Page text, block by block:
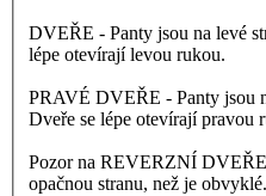
DVEŘE - Panty jsou na levé
lépe otevírají levou rukou.
PRAVÉ DVEŘE - Panty jsou
Dveře se lépe otevírají pravou
Pozor na REVERZNÍ
opačnou stranu, než je obvyklé.